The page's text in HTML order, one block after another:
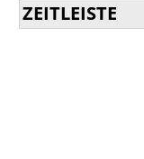
ZEITLEISTE